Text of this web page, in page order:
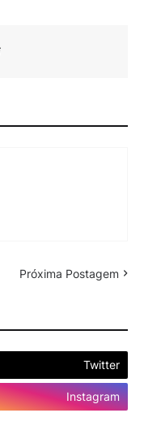
Próxima Postagem
Twitter
Instagram